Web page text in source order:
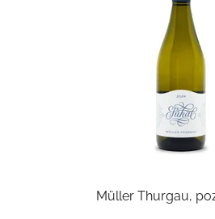
Müller Thurgau,